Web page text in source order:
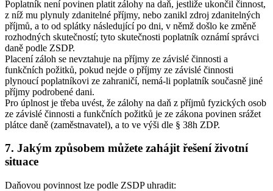
Poplatník není povinen platit zálohy na daň, jestliže ukončil činnost,
z níž mu plynuly zdanitelné příjmy, nebo zanikl zdroj zdanitelných
příjmů, a to od splátky následující po dni, v němž došlo ke změně
rozhodných skutečností; tyto skutečnosti poplatník oznámí správci
daně podle ZSDP.
Placení záloh se nevztahuje na příjmy ze závislé činnosti a
funkčních požitků, pokud nejde o příjmy ze závislé činnosti
plynoucí poplatníkovi ze zahraničí, nemá-li poplatník současně jiné
příjmy podrobené dani.
Pro úplnost je třeba uvést, že zálohy na daň z příjmů fyzických osob
ze závislé činnosti a funkčních požitků je ze zákona povinen srážet
plátce daně (zaměstnavatel), a to ve výši dle § 38h ZDP.
7. Jakým způsobem můžete zahájit řešení životní
situace
Daňovou povinnost lze podle ZSDP uhradit: